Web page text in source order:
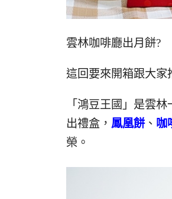
雲林咖啡廳出月餅?
這回要來開箱跟大家
「鴻豆王國」是雲
出禮盒， 鳳凰餅、 咖
榮。